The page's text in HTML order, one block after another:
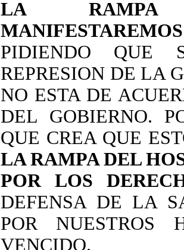
LA RAMPA
PIDIENDO QUE
REPRESION DE LA
NO ESTA DE
DEL GOBIERNO.
QUE CREA QUE
LA RAMPA DEL
POR LOS
DEFENSA DE LA
POR
VENCIDO.